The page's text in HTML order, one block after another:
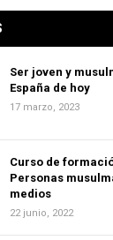
Ser joven y
España de hoy
17 marzo, 2023
Curso de
Personas
medios
22 junio, 2022